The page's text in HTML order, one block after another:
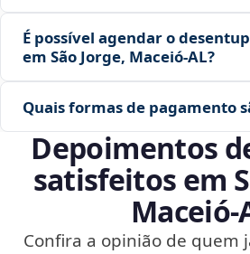
É possível agendar o
em São Jorge, Maceió‑AL?
Quais formas de pagamento
Depoimentos
satisfeitos em
Confira a opinião de quem